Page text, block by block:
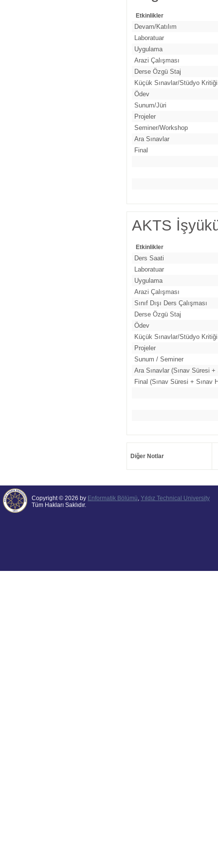
Etkinlikler
Devam/Katılım
Laboratuar
Uygulama
Arazi Çalışması
Derse Özgü Staj
Küçük Sınavlar/Stüdyo Kritiği
Ödev
Sunum/Jüri
Projeler
Seminer/Workshop
Ara Sınavlar
Final
AKTS
Etkinlikler
Ders Saati
Laboratuar
Uygulama
Arazi Çalışması
Sınıf Dışı Ders Çalışması
Derse Özgü Staj
Ödev
Küçük Sınavlar/Stüdyo Kritiği
Projeler
Sunum / Seminer
Ara Sınavlar (Sınav Süresi +
Final (Sınav Süresi + Sınav
Diğer Notlar
Copyright © 2026 by Enformatik Bölümü, Yıldız Technical University
Tüm Hakları Saklıdır.